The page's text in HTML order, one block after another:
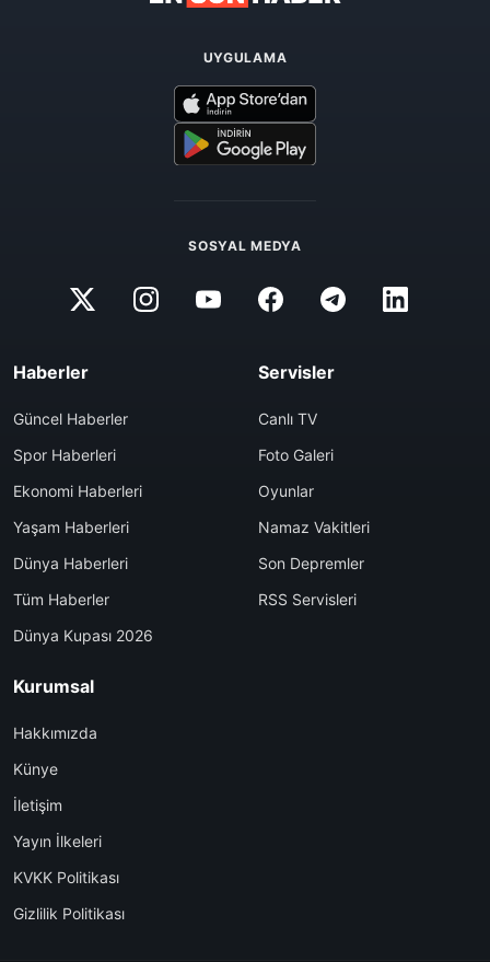
UYGULAMA
SOSYAL MEDYA
Haberler
Güncel Haberler
Spor Haberleri
Ekonomi Haberleri
Yaşam Haberleri
Dünya Haberleri
Tüm Haberler
Dünya Kupası 2026
Servisler
Canlı TV
Foto Galeri
Oyunlar
Namaz Vakitleri
Son Depremler
RSS Servisleri
Kurumsal
Hakkımızda
Künye
İletişim
Yayın İlkeleri
KVKK Politikası
Gizlilik Politikası